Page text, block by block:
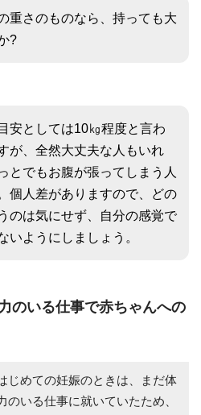
重さのものなら、持っても大
?
安としては10㎏程度と言わ
が、全然大丈夫な人もいれ
とでもお腹が張ってしまう人
個人差がありますので、どの
のは気にせず、自分の感覚で
いようにしましょう。
のいる仕事で赤ちゃんへの
じめての妊娠のときは、まだ体
のいる仕事に就いていたため、